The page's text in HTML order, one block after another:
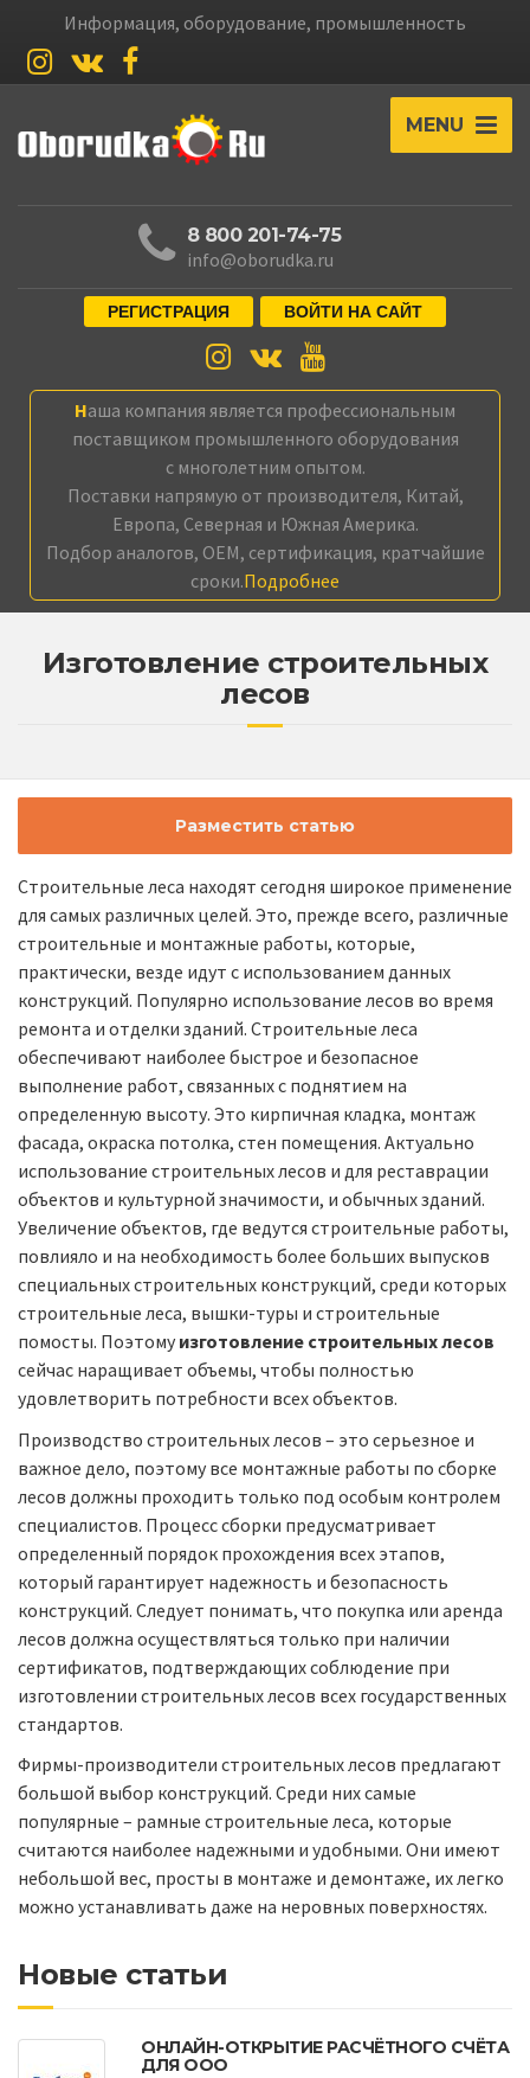
Информация, оборудование, промышленность
MENU
8 800 201-74-75
info@oborudka.ru
РЕГИСТРАЦИЯ ВОЙТИ НА САЙТ
Наша компания является профессиональным
поставщиком промышленного оборудования
с многолетним опытом.
Поставки напрямую от производителя, Китай,
Европа, Северная и Южная Америка.
Подбор аналогов, OEM, сертификация, кратчайшие
сроки.Подробнее
Изготовление строительных
лесов
Разместить статью
Строительные леса находят сегодня широкое применение
для самых различных целей. Это, прежде всего, различные
строительные и монтажные работы, которые,
практически, везде идут с использованием данных
конструкций. Популярно использование лесов во время
ремонта и отделки зданий. Строительные леса
обеспечивают наиболее быстрое и безопасное
выполнение работ, связанных с поднятием на
определенную высоту. Это кирпичная кладка, монтаж
фасада, окраска потолка, стен помещения. Актуально
использование строительных лесов и для реставрации
объектов и культурной значимости, и обычных зданий.
Увеличение объектов, где ведутся строительные работы,
повлияло и на необходимость более больших выпусков
специальных строительных конструкций, среди которых
строительные леса, вышки-туры и строительные
помосты. Поэтому изготовление строительных лесов
сейчас наращивает объемы, чтобы полностью
удовлетворить потребности всех объектов.
Производство строительных лесов – это серьезное и
важное дело, поэтому все монтажные работы по сборке
лесов должны проходить только под особым контролем
специалистов. Процесс сборки предусматривает
определенный порядок прохождения всех этапов,
который гарантирует надежность и безопасность
конструкций. Следует понимать, что покупка или аренда
лесов должна осуществляться только при наличии
сертификатов, подтверждающих соблюдение при
изготовлении строительных лесов всех государственных
стандартов.
Фирмы-производители строительных лесов предлагают
большой выбор конструкций. Среди них самые
популярные – рамные строительные леса, которые
считаются наиболее надежными и удобными. Они имеют
небольшой вес, просты в монтаже и демонтаже, их легко
можно устанавливать даже на неровных поверхностях.
Новые статьи
ОНЛАЙН-ОТКРЫТИЕ РАСЧЁТНОГО СЧЁТА
ДЛЯ ООО